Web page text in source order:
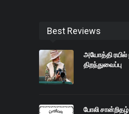
Best Reviews
அயோத்தி ரயில்
திறந்துவைப்பு
போலி